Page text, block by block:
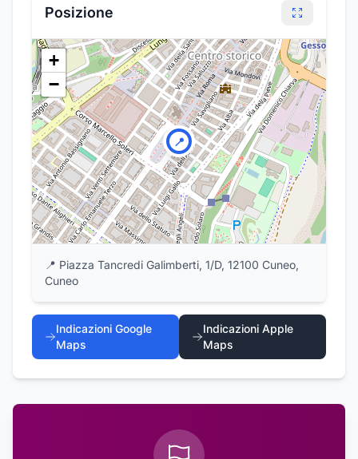
Posizione
📍
+
−
📍 Piazza Tancredi Galimberti, 1/D, 12100 Cuneo,
Cuneo
Indicazioni Google
Maps
Indicazioni Apple
Maps